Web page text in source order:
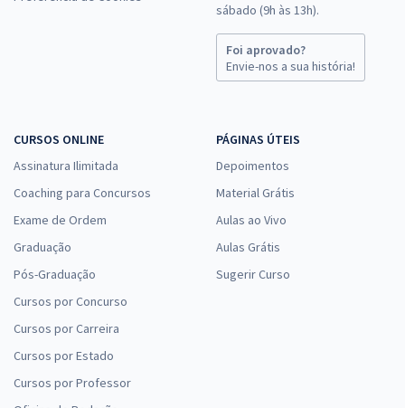
sábado (9h às 13h).
Foi aprovado?
Envie-nos a sua história!
CURSOS ONLINE
Assinatura Ilimitada
Coaching para Concursos
Exame de Ordem
Graduação
Pós-Graduação
Cursos por Concurso
Cursos por Carreira
Cursos por Estado
Cursos por Professor
PÁGINAS ÚTEIS
Depoimentos
Material Grátis
Aulas ao Vivo
Aulas Grátis
Sugerir Curso